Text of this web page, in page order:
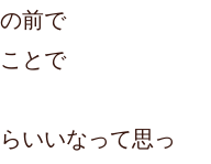
前で
とで
いいなって思っ